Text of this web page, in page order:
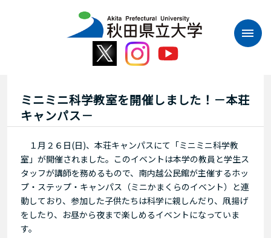
ミニミニ科学教室を開催しました！－本荘
キャンパス－
１月２６日(日)、本荘キャンパスにて「ミニミニ科学教
室」が開催されました。このイベントは本学の教員と学生ス
タッフが講師を務めるもので、南内越公民館が主催するホッ
プ・ステップ・キャンパス（ミニかまくらのイベント）と連
動しており、参加した子供たちは科学に親しんだり、凧揚げ
をしたり、お昼から夜まで楽しめるイベントになっていま
す。